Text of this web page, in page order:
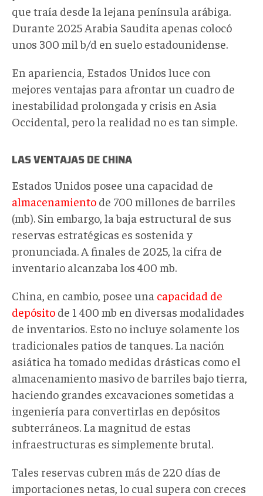
que traía desde la lejana península arábiga.
Durante 2025 Arabia Saudita apenas colocó
unos 300 mil b/d en suelo estadounidense.
En apariencia, Estados Unidos luce con
mejores ventajas para afrontar un cuadro de
inestabilidad prolongada y crisis en Asia
Occidental, pero la realidad no es tan simple.
LAS VENTAJAS DE CHINA
Estados Unidos posee una capacidad de
almacenamiento de 700 millones de barriles
(mb). Sin embargo, la baja estructural de sus
reservas estratégicas es sostenida y
pronunciada. A finales de 2025, la cifra de
inventario alcanzaba los 400 mb.
China, en cambio, posee una capacidad de
depósito de 1 400 mb en diversas modalidades
de inventarios. Esto no incluye solamente los
tradicionales patios de tanques. La nación
asiática ha tomado medidas drásticas como el
almacenamiento masivo de barriles bajo tierra,
haciendo grandes excavaciones sometidas a
ingeniería para convertirlas en depósitos
subterráneos. La magnitud de estas
infraestructuras es simplemente brutal.
Tales reservas cubren más de 220 días de
importaciones netas, lo cual supera con creces